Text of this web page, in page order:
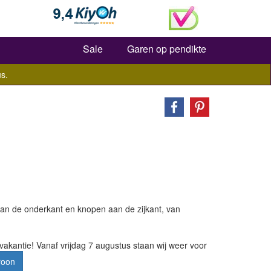
Zoeken
Sale Garen op pendikte
de onderkant en knopen aan de zijkant, van
Vanaf vrijdag 7 augustus staan wij weer voor